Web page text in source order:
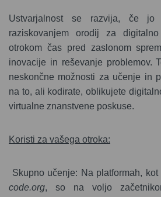
Ustvarjalnost se razvija, če jo
raziskovanjem orodij za
otrokom čas pred zaslonom
inovacije in reševanje problemov.
neskončne možnosti za učenje in
na to, ali kodirate, oblikujete
virtualne znanstvene poskuse.
Koristi za vašega otroka:
Skupno učenje: Na platformah, kot
code.org, so na voljo